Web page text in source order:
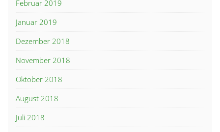
Februar 2019
Januar 2019
Dezember 2018
November 2018
Oktober 2018
August 2018
Juli 2018